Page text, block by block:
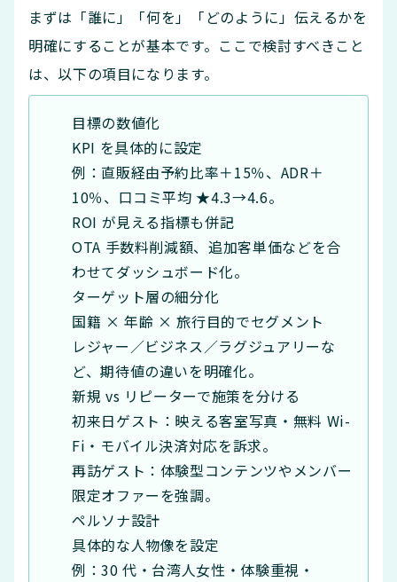
まずは「誰に」「何を」「どのように」伝えるかを
明確にすることが基本です。ここで検討すべきこと
は、以下の項目になります。
目標の数値化
KPI を具体的に設定
例：直販経由予約比率＋15％、ADR＋
10％、口コミ平均 ★4.3→4.6。
ROI が見える指標も併記
OTA 手数料削減額、追加客単価などを合
わせてダッシュボード化。
ターゲット層の細分化
国籍 × 年齢 × 旅行目的でセグメント
レジャー／ビジネス／ラグジュアリーな
ど、期待値の違いを明確化。
新規 vs リピーターで施策を分ける
初来日ゲスト：映える客室写真・無料 Wi-
Fi・モバイル決済対応を訴求。
再訪ゲスト：体験型コンテンツやメンバー
限定オファーを強調。
ペルソナ設計
具体的な人物像を設定
例：30 代・台湾人女性・体験重視・